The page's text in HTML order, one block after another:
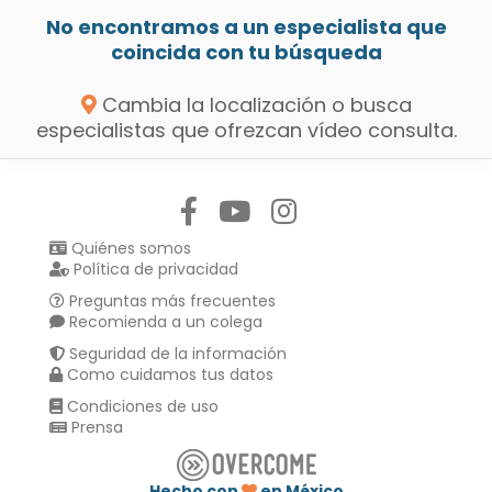
No encontramos a un especialista que
coincida con tu búsqueda
Cambia la localización o busca
especialistas que ofrezcan vídeo consulta.
Quiénes somos
Política de privacidad
Preguntas más frecuentes
Recomienda a un colega
Seguridad de la información
Como cuidamos tus datos
Condiciones de uso
Prensa